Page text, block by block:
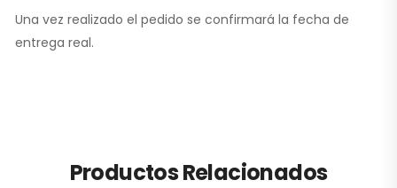
Una vez realizado el pedido se confirmará la fecha de
entrega real.
Productos Relacionados